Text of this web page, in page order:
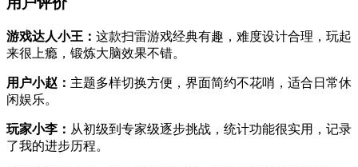
游戏达人小王： 这款扫雷游戏经典有趣，难度设计合理，玩起
来很上瘾，锻炼大脑效果不错。
用户小赵： 主题多样切换方便，界面简约不花哨，适合日常休
闲娱乐。
玩家小李： 从初级到专家级逐步挑战，统计功能很实用，记录
了我的进步历程。